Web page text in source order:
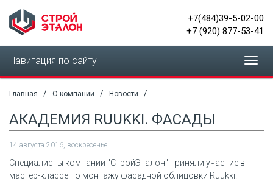
+7(484)39-5-02-00
+7 (920) 877-53-41
Навигация по сайту
Главная / О компании / Новости /
АКАДЕМИЯ RUUKKI. ФАСАДЫ
14 августа 2016, воскресенье
Специалисты компании "СтройЭталон" приняли участие в
мастер-классе по монтажу фасадной облицовки Ruukki.